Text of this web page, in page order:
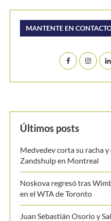
MANTENTE EN
Últimos posts
Medvedev corta su racha y
Zandshulp en Montreal
Noskova regresó tras